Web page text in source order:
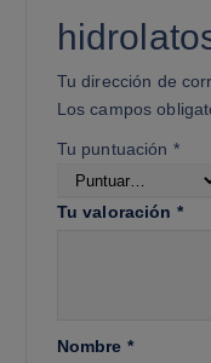
Tu dirección de
Los campos
Tu puntuación *
Tu valoración *
Nombre *